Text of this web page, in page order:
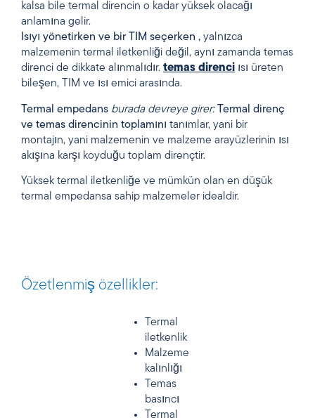
kalsa bile termal direncin o kadar yüksek olacağı
anlamına gelir.
Isıyı yönetirken ve bir TIM seçerken , yalnızca
malzemenin termal iletkenliği değil, aynı zamanda temas
direnci de dikkate alınmalıdır. temas direnci ısı üreten
bileşen, TIM ve ısı emici arasında.
Termal empedans burada devreye girer:
Termal direnç
ve temas direncinin toplamını tanımlar, yani bir
montajın, yani malzemenin ve malzeme arayüzlerinin ısı
akışına karşı koyduğu toplam dirençtir.
Yüksek termal iletkenliğe ve mümkün olan en düşük
termal empedansa sahip malzemeler idealdir.
Özetlenmiş özellikler:
Termal
iletkenlik
Malzeme
kalınlığı
Temas
basıncı
Termal